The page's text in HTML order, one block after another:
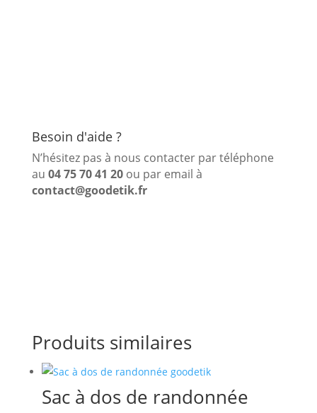
Besoin d'aide ?
N’hésitez pas à nous contacter par téléphone
au 04 75 70 41 20 ou par email à
contact@goodetik.fr
Produits similaires
Sac à dos de randonnée